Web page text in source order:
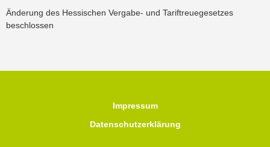
Änderung des Hessischen Vergabe- und Tariftreuegesetzes
beschlossen
Impressum
Datenschutzerklärung